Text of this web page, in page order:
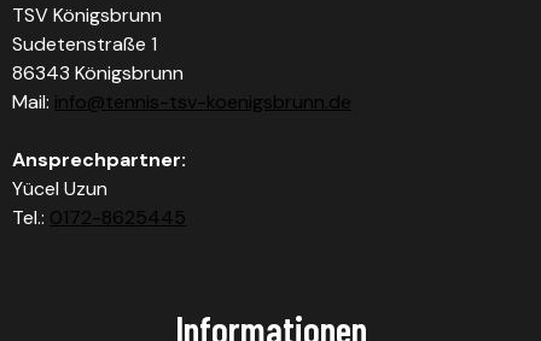
TSV Königsbrunn
Sudetenstraße 1
86343 Königsbrunn
Mail: info@tennis-tsv-koenigsbrunn.de
Ansprechpartner:
Yücel Uzun
Tel.: 0172-8625445
Informationen